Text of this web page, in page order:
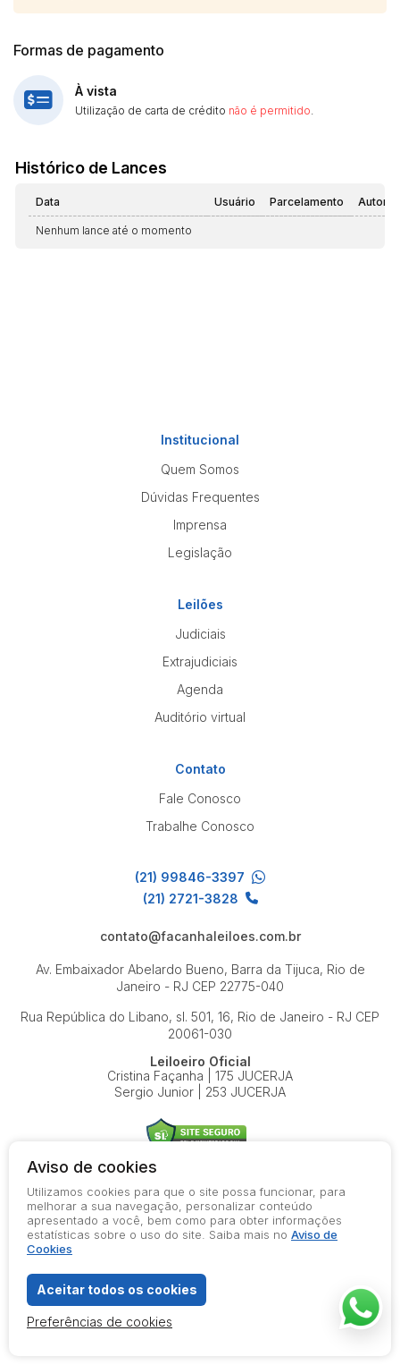
Formas de pagamento
À vista
Utilização de carta de crédito não é permitido.
Histórico de Lances
Data Usuário Parcelamento
Nenhum lance até o momento
Institucional
Quem Somos
Dúvidas Frequentes
Imprensa
Legislação
Leilões
Judiciais
Extrajudiciais
Agenda
Auditório virtual
Contato
Fale Conosco
Trabalhe Conosco
(21) 99846-3397
(21) 2721-3828
contato@facanhaleiloes.com.br
Av. Embaixador Abelardo Bueno, Barra da Tijuca, Rio de
Janeiro - RJ CEP 22775-040
Rua República do Libano, sl. 501, 16, Rio de Janeiro - RJ CEP
20061-030
Leiloeiro Oficial
Cristina Façanha | 175 JUCERJA
Sergio Junior | 253 JUCERJA
© 2026-present - Todos os direitos reservados
Política de Privacidade
Termos de Uso
Aviso de cookies
Utilizamos cookies para que o site possa funcionar, para
melhorar a sua navegação, personalizar conteúdo
apresentado a você, bem como para obter informações
estatísticas sobre o uso do site. Saiba mais no Aviso de
Cookies
Aceitar todos os cookies
Preferências de cookies